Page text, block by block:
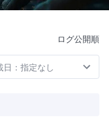
ログ公開順
日：指定なし